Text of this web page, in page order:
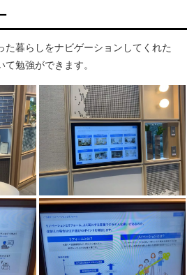
た暮らしをナビゲーションしてくれた
て勉強ができます。